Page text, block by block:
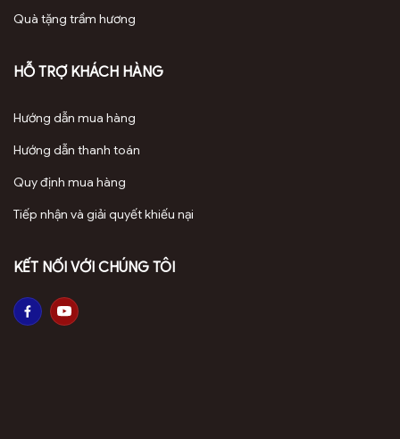
phong thủy:
cầu nối tâm linh, thể hiện lòng thành kính với tổ tiên,
thanh lọc không gian, đặc biệt phù hợp cho các dịp
lễ Tết, cúng giỗ, khai trương hoặc gia đình mới có
Sức khỏe: Hương trầm tự nhiên giúp thư giãn tinh
thần, giảm căng thẳng, cải thiện giấc ngủ và thanh
hỗ trợ giảm đau đầu, đau cơ và cải thiện tiêu hóa khi
Phong thủy: Trầm miếng chân sam chứa nhiều tinh
Quà tặng trầm hương
HỖ TRỢ KHÁCH HÀNG
Hướng dẫn mua hàng
Hướng dẫn thanh toán
Quy định mua hàng
Tiếp nhận và giải quyết khiếu nại
KẾT NỐI VỚI CHÚNG TÔI